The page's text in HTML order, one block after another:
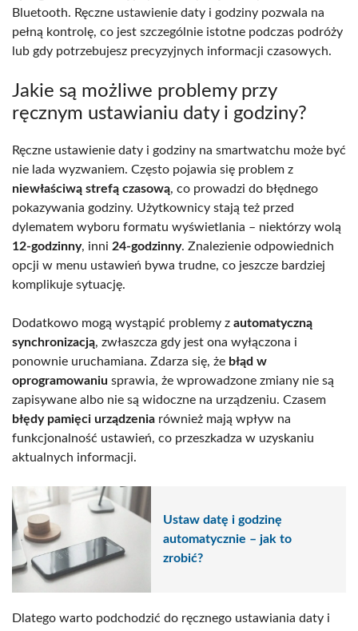
Bluetooth. Ręczne ustawienie daty i godziny pozwala na
pełną kontrolę, co jest szczególnie istotne podczas podróży
lub gdy potrzebujesz precyzyjnych informacji czasowych.
Jakie są możliwe problemy przy
ręcznym ustawianiu daty i godziny?
Ręczne ustawienie daty i godziny na smartwatchu może być
nie lada wyzwaniem. Często pojawia się problem z
niewłaściwą strefą czasową, co prowadzi do błędnego
pokazywania godziny. Użytkownicy stają też przed
dylematem wyboru formatu wyświetlania – niektórzy wolą
12-godzinny, inni 24-godzinny. Znalezienie odpowiednich
opcji w menu ustawień bywa trudne, co jeszcze bardziej
komplikuje sytuację.
Dodatkowo mogą wystąpić problemy z automatyczną
synchronizacją, zwłaszcza gdy jest ona wyłączona i
ponownie uruchamiana. Zdarza się, że błąd w
oprogramowaniu sprawia, że wprowadzone zmiany nie są
zapisywane albo nie są widoczne na urządzeniu. Czasem
błędy pamięci urządzenia również mają wpływ na
funkcjonalność ustawień, co przeszkadza w uzyskaniu
aktualnych informacji.
Ustaw datę i godzinę
automatycznie – jak to
zrobić?
Dlatego warto podchodzić do ręcznego ustawiania daty i